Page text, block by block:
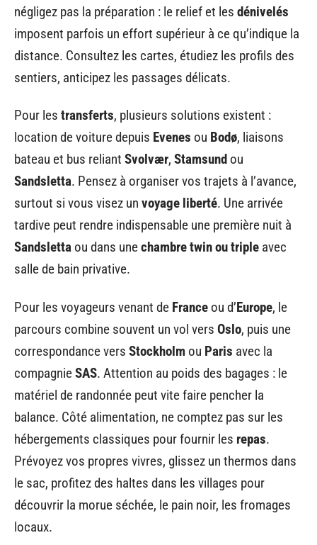
négligez pas la préparation : le relief et les dénivelés
imposent parfois un effort supérieur à ce qu’indique la
distance. Consultez les cartes, étudiez les profils des
sentiers, anticipez les passages délicats.
Pour les transferts, plusieurs solutions existent :
location de voiture depuis Evenes ou Bodø, liaisons
bateau et bus reliant Svolvær, Stamsund ou
Sandsletta. Pensez à organiser vos trajets à l’avance,
surtout si vous visez un voyage liberté. Une arrivée
tardive peut rendre indispensable une première nuit à
Sandsletta ou dans unechambre twin ou triple avec
salle de bain privative.
Pour les voyageurs venant de France ou d’Europe, le
parcours combine souvent un vol vers Oslo, puis une
correspondance vers Stockholm ou Paris avec la
compagnieSAS. Attention au poids des bagages : le
matériel de randonnée peut vite faire pencher la
balance. Côté alimentation, ne comptez pas sur les
hébergements classiques pour fournir les repas.
Prévoyez vos propres vivres, glissez un thermos dans
le sac, profitez des haltes dans les villages pour
découvrir la morue séchée, le pain noir, les fromages
locaux.